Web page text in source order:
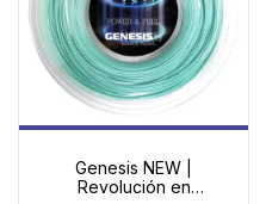
Genesis NEW |
Revolución en